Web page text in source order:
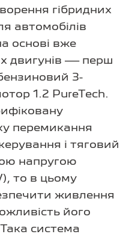
гібридних
автомобілів
основі вже
двигунів — перш
3-
1.2 PureTech.
перемикання
і тяговий
напругою
то в цьому
живлення
його
система